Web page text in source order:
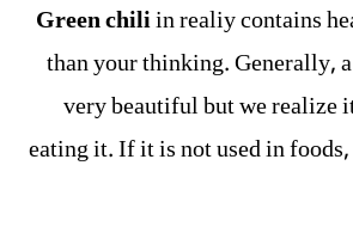
Green chiliin realiy contains
than your thinking. Generally,
very beautiful but we realize
eating it. If it is not used in